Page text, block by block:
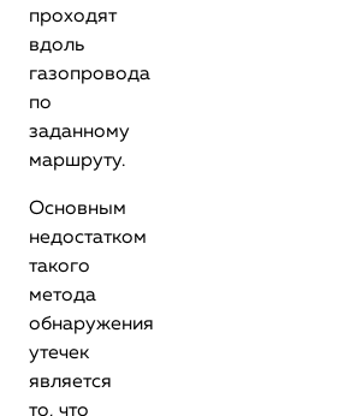
проходят
вдоль
газопровода
по
заданному
маршруту.
Основным
недостатком
такого
метода
обнаружения
утечек
является
то, что